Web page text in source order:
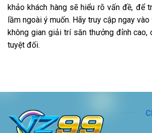
khảo khách hàng sẽ hiểu rõ vấn đề, để
lầm ngoài ý muốn. Hãy truy cập ngay vào
không gian giải trí săn thưởng đỉnh cao,
tuyệt đối.